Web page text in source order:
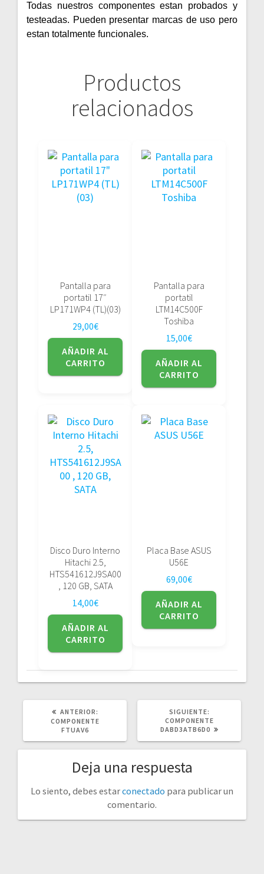
Todas nuestros componentes estan probados y
testeadas. Pueden presentar marcas de uso pero
estan totalmente funcionales.
Productos
relacionados
Pantalla para
portatil 17″
LP171WP4 (TL)(03)
29,00€
AÑADIR AL
CARRITO
Pantalla para
portatil
LTM14C500F
Toshiba
15,00€
AÑADIR AL
CARRITO
Disco Duro Interno
Hitachi 2.5,
HTS541612J9SA00
, 120 GB, SATA
14,00€
AÑADIR AL
CARRITO
Placa Base ASUS
U56E
69,00€
AÑADIR AL
CARRITO
ANTERIOR:
ANTERIOR:
COMPONENTE
FTUAV6
SIGUIENTE:
POST:
COMPONENTE
DABD3ATB6D0
Deja una respuesta
Lo siento, debes estarconectado para publicar un
comentario.